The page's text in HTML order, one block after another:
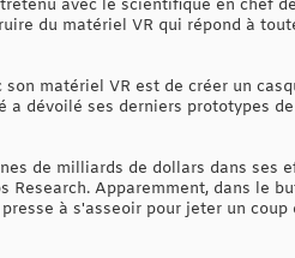
avec le scientifique en chef
du matériel VR qui répond à
matériel VR est de créer un
dévoilé ses derniers prototypes
de milliards de dollars dans ses
Research. Apparemment, dans le
à s'asseoir pour jeter un